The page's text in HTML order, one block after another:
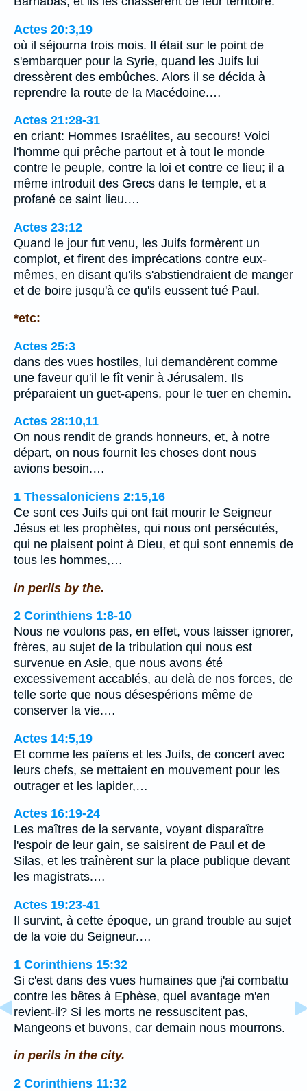
Actes 20:3,19
où il séjourna trois mois. Il était sur le point de
s'embarquer pour la Syrie, quand les Juifs lui
dressèrent des embûches. Alors il se décida à
reprendre la route de la Macédoine.…
Actes 21:28-31
en criant: Hommes Israélites, au secours! Voici
l'homme qui prêche partout et à tout le monde
contre le peuple, contre la loi et contre ce lieu; il a
même introduit des Grecs dans le temple, et a
profané ce saint lieu.…
Actes 23:12
Quand le jour fut venu, les Juifs formèrent un
complot, et firent des imprécations contre eux-
mêmes, en disant qu'ils s'abstiendraient de manger
et de boire jusqu'à ce qu'ils eussent tué Paul.
*etc:
Actes 25:3
dans des vues hostiles, lui demandèrent comme
une faveur qu'il le fît venir à Jérusalem. Ils
préparaient un guet-apens, pour le tuer en chemin.
Actes 28:10,11
On nous rendit de grands honneurs, et, à notre
départ, on nous fournit les choses dont nous
avions besoin.…
1 Thessaloniciens 2:15,16
Ce sont ces Juifs qui ont fait mourir le Seigneur
Jésus et les prophètes, qui nous ont persécutés,
qui ne plaisent point à Dieu, et qui sont ennemis de
tous les hommes,…
in perils by the.
2 Corinthiens 1:8-10
Nous ne voulons pas, en effet, vous laisser ignorer,
frères, au sujet de la tribulation qui nous est
survenue en Asie, que nous avons été
excessivement accablés, au delà de nos forces, de
telle sorte que nous désespérions même de
conserver la vie.…
Actes 14:5,19
Et comme les païens et les Juifs, de concert avec
leurs chefs, se mettaient en mouvement pour les
outrager et les lapider,…
Actes 16:19-24
Les maîtres de la servante, voyant disparaître
l'espoir de leur gain, se saisirent de Paul et de
Silas, et les traînèrent sur la place publique devant
les magistrats.…
Actes 19:23-41
Il survint, à cette époque, un grand trouble au sujet
de la voie du Seigneur.…
1 Corinthiens 15:32
Si c'est dans des vues humaines que j'ai combattu
contre les bêtes à Ephèse, quel avantage m'en
revient-il? Si les morts ne ressuscitent pas,
Mangeons et buvons, car demain nous mourrons.
in perils in the city.
2 Corinthiens 11:32